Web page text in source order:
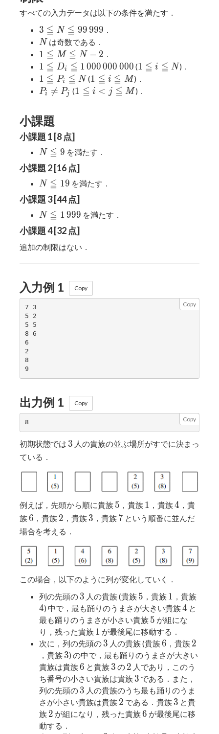
すべての入力データは以下の条件を満たす．
3 \leqq
N \leqq
99\,999
3 ≦ N ≦ 99999 ．
N
N は奇数である．
1
\leqq
M
\leqq
N - 2
1 ≦ M ≦ N − 2 ．
1 \leqq D_i \leqq
1\,000\,000\,000
1 ≦ Di ≦ 1 000 000 000 (1
1 ≦ i ≦ N)．
1
\leqq
N
1 ≦ Pi ≦ N (1
\leqq
1 ≦ i ≦ M)．
P_i
P_j
Pi 
= Pj (1
1 ≦ i < j ≦ M )．
小課題
小課題 1 [8 点]
N
\leqq
9
N ≦ 9 を満たす．
小課題 2 [16 点]
N
\leqq
19
N ≦ 19 を満たす．
小課題 3 [44 点]
N
\leqq
1\,999
N ≦ 1 999 を満たす．
小課題 4 [32 点]
追加の制限はない．
入力例 1 Copy
Copy
7 3
5 2
5 5
8 6
6
2
8
出力例 1 Copy
Copy
初期状態では 3
3 人の貴族の並ぶ場所がすでに決まっ
ている．
例えば，先頭から順に貴族 5
5 ，貴族 1
1 ，貴族4
4 ，貴
族6
6 ，貴族 2
2 ，貴族 3
3 ，貴族 7
7 という順番に並んだ
場合を考える．
この場合，以下のように列が変化していく．
列の先頭の 3
3 人の貴族 (貴族 5
5 ，貴族 1
1 ，貴族
4) 中で，最も踊りのうまさが大きい貴族4
4 と
最も踊りのうまさが小さい貴族 5
5 が組にな
り，残った貴族 1
1 が最後尾に移動する．
次に，列の先頭の 3
3 人の貴族 (貴族6
6 ，貴族 2
2
，貴族 3
3) の中で，最も踊りのうまさが大きい
貴族は貴族6
6 と貴族 3
3 の 2
2 人であり，このう
ち番号の小さい貴族は貴族 3
3 である．また，
列の先頭の 3
3 人の貴族のうち最も踊りのうま
さが小さい貴族は貴族 2
2 である．貴族 3
3 と貴
族 2
2 が組になり，残った貴族6
6 が最後尾に移
動する．